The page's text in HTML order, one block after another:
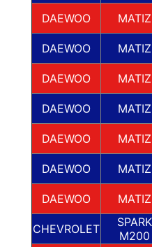
DAEWOO MATIZ
DAEWOO MATIZ
DAEWOO MATIZ
DAEWOO MATIZ
DAEWOO MATIZ
DAEWOO MATIZ
DAEWOO MATIZ
CHEVROLET
SPARK
M200